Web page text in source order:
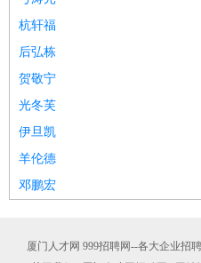
杭轩福
后弘栋
贺敬宁
光冬芙
伊旦凯
羊伦德
邓鹏宏
厦门人才网 999招聘网--各大企业招